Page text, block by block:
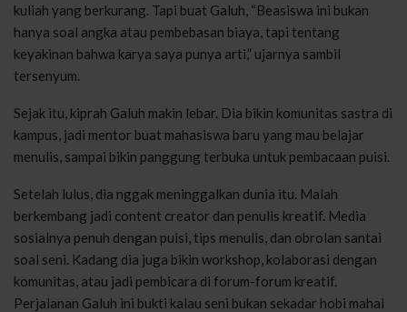
kuliah yang berkurang. Tapi buat Galuh, “Beasiswa ini bukan
hanya soal angka atau pembebasan biaya, tapi tentang
keyakinan bahwa karya saya punya arti,” ujarnya sambil
tersenyum.
Sejak itu, kiprah Galuh makin lebar. Dia bikin komunitas sastra di
kampus, jadi mentor buat mahasiswa baru yang mau belajar
menulis, sampai bikin panggung terbuka untuk pembacaan puisi.
Setelah lulus, dia nggak meninggalkan dunia itu. Malah
berkembang jadi content creator dan penulis kreatif. Media
sosialnya penuh dengan puisi, tips menulis, dan obrolan santai
soal seni. Kadang dia juga bikin workshop, kolaborasi dengan
komunitas, atau jadi pembicara di forum-forum kreatif.
Perjalanan Galuh ini bukti kalau seni bukan sekadar hobi mahal